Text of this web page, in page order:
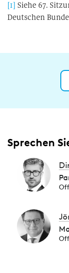
[1] Siehe 67.
Deutschen
Sprechen